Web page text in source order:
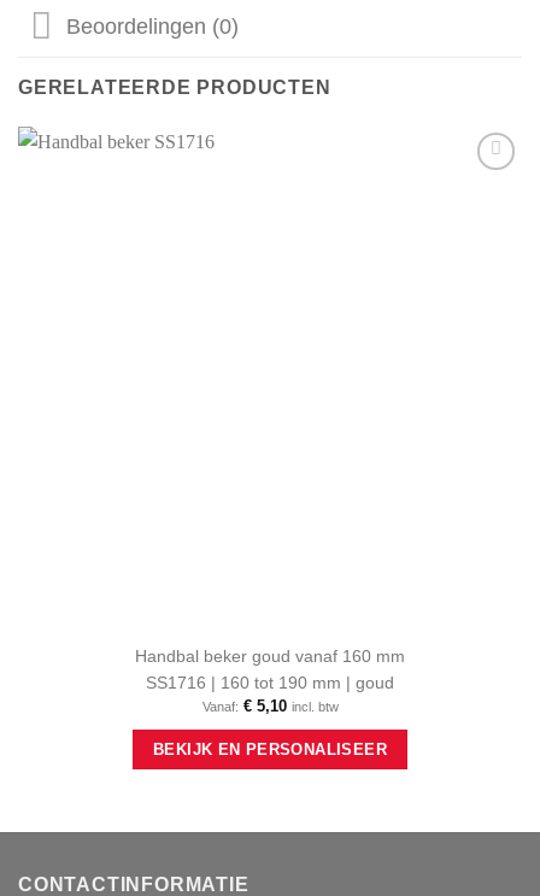
Beoordelingen (0)
GERELATEERDE PRODUCTEN
Handbal beker goud vanaf 160 mm
SS1716 | 160 tot 190 mm | goud
Vanaf: €5,10 incl. btw
BEKIJK EN PERSONALISEER
heeft
CONTACTINFORMATIE